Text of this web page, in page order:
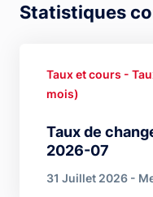
Statistiques
Taux de
2026-07
Taux et cours -
mois)
31 Juillet 2026 -